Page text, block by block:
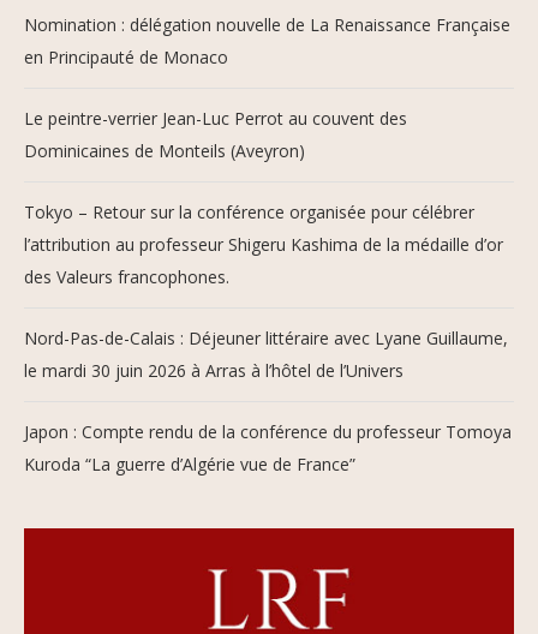
Nomination : délégation nouvelle de La Renaissance Française
en Principauté de Monaco
Le peintre-verrier Jean-Luc Perrot au couvent des
Dominicaines de Monteils (Aveyron)
Tokyo – Retour sur la conférence organisée pour célébrer
l’attribution au professeur Shigeru Kashima de la médaille d’or
des Valeurs francophones.
Nord-Pas-de-Calais : Déjeuner littéraire avec Lyane Guillaume,
le mardi 30 juin 2026 à Arras à l’hôtel de l’Univers
Japon : Compte rendu de la conférence du professeur Tomoya
Kuroda “La guerre d’Algérie vue de France”